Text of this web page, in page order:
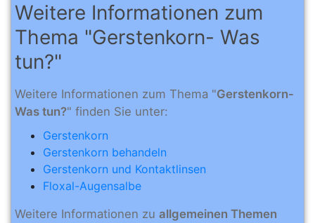
Weitere Informationen zum
Thema "Gerstenkorn- Was
tun?"
Weitere Informationen zum Thema "Gerstenkorn-
Was tun?" finden Sie unter:
Gerstenkorn
Gerstenkorn behandeln
Gerstenkorn und Kontaktlinsen
Floxal-Augensalbe
Weitere Informationen zu allgemeinen Themen